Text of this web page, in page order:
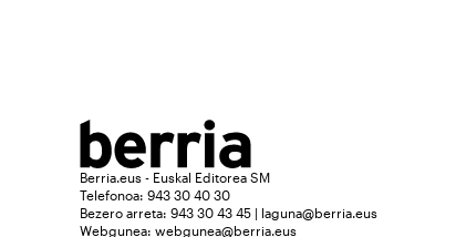
Berria.eus - Euskal Editorea SM
Telefonoa: 943 30 40 30
Bezero arreta: 943 30 43 45 | laguna@berria.eus
Webgunea: webgunea@berria.eus